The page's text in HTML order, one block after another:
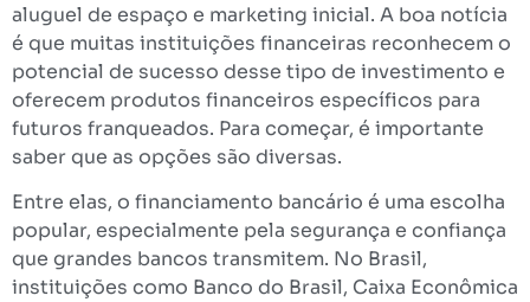
aluguel de espaço e marketing inicial. A boa notícia
é que muitas instituições financeiras reconhecem o
potencial de sucesso desse tipo de investimento e
oferecem produtos financeiros específicos para
futuros franqueados. Para começar, é importante
saber que as opções são diversas.
Entre elas, o financiamento bancário é uma escolha
popular, especialmente pela segurança e confiança
que grandes bancos transmitem. No Brasil,
instituições como Banco do Brasil, Caixa Econômica